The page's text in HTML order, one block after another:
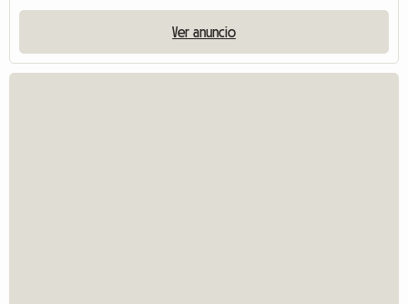
Ver anuncio